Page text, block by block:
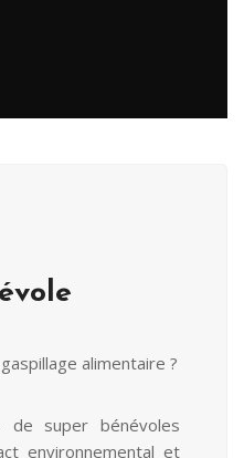
alimentaire ?
de super bénévoles
environnemental et